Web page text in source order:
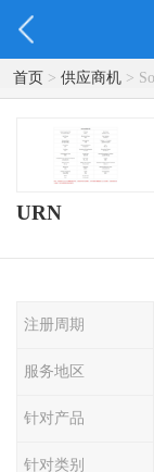
首页> 供应商机>
Registration Number/
URN
注册周期
服务地区
针对产品
针对类别